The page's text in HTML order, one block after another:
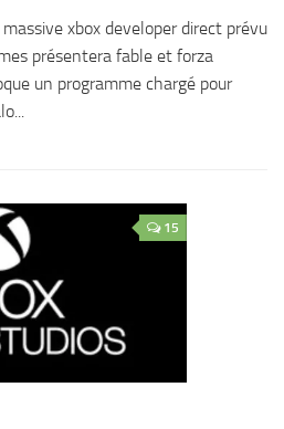
xbox developer direct prévu
présentera fable et forza
un programme chargé pour
15